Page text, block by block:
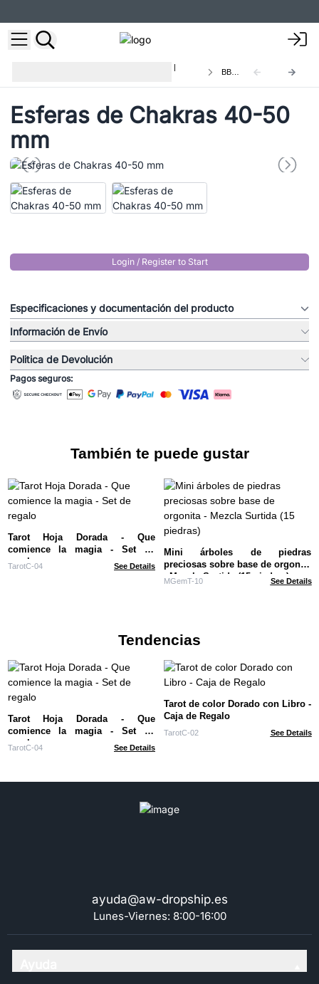
BBCs-01
Esferas de Chakras 40-50
mm
Login / Register to Start
Especificaciones y documentación del producto
Información de Envío
Politica de Devolución
Pagos seguros:
También te puede gustar
Tarot Hoja Dorada - Que
comience la magia - Set de
regalo
TarotC-04 See Details
Mini árboles de piedras
preciosas sobre base de orgonita
- Mezcla Surtida (15 piedras)
MGemT-10 See Details
Tendencias
Tarot Hoja Dorada - Que
comience la magia - Set de
regalo
TarotC-04 See Details
Tarot de color Dorado con Libro -
Caja de Regalo
TarotC-02 See Details
ayuda@aw-dropship.es
Lunes-Viernes: 8:00-16:00